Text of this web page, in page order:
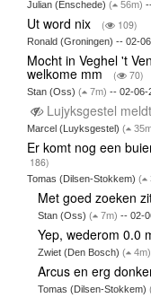
Julian (Enschede) ( 56m)
Ut word nix ( 109)
Ronald (Groningen) -- 02-
Mocht in Veghel 't
welkome mm ( 70)
Stan (Oss) ( 7m) -- 02-06-
Lujyksgestel
Marcel (Luyksgestel) (
Er komt nog een
186)
Tomas (Dilsen-Stokkem) (
Met goed zoeken
Stan (Oss)( 7m) -- 02-
Yep, wederom 0.0
Zwiet (Den Bosch)( 4m)
Arcus en erg
Tomas (Dilsen-Stokkem)